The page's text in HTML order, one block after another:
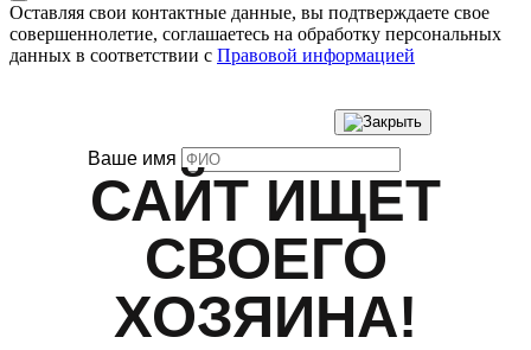
Оставляя свои контактные данные, вы подтверждаете свое
совершеннолетие, соглашаетесь на обработку персональных
данных в соответствии с Правовой информацией
Ваше имя
САЙТ ИЩЕТ
СВОЕГО
ХОЗЯИНА!